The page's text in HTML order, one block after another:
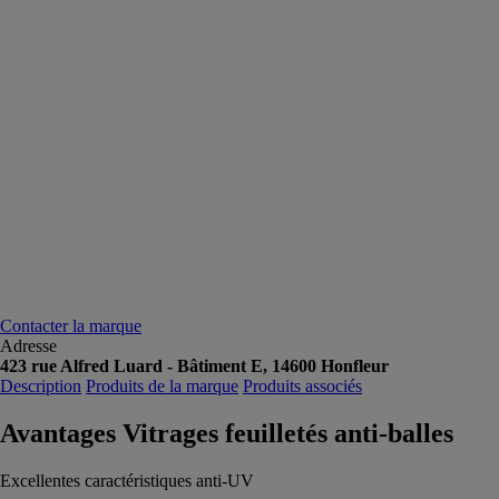
Contacter la marque
Adresse
423 rue Alfred Luard - Bâtiment E, 14600 Honfleur
Description Produits de la marque Produits associés
Avantages Vitrages feuilletés anti-balles
Excellentes caractéristiques anti-UV